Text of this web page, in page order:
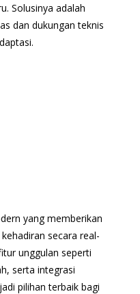
Solusinya adalah
dan dukungan teknis
yang memberikan
secara real-
unggulan seperti
serta integrasi
pilihan terbaik bagi